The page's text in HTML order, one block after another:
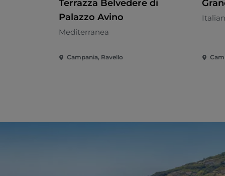
Terrazza Belvedere di
Palazzo Avino
Mediterranea
Campania, Ravello